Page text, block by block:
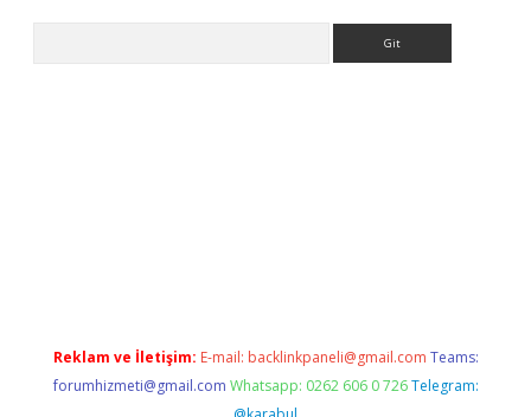
Reklam ve İletişim: E-mail: backlinkpaneli@gmail.com Teams:
forumhizmeti@gmail.com Whatsapp: 0262 606 0 726 Telegram: